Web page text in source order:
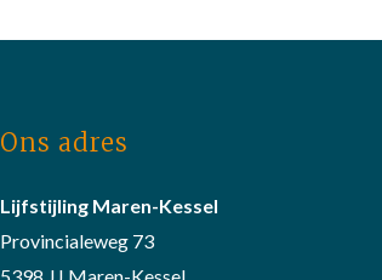
Ons adres
Lijfstijling Maren-Kessel
Provincialeweg 73